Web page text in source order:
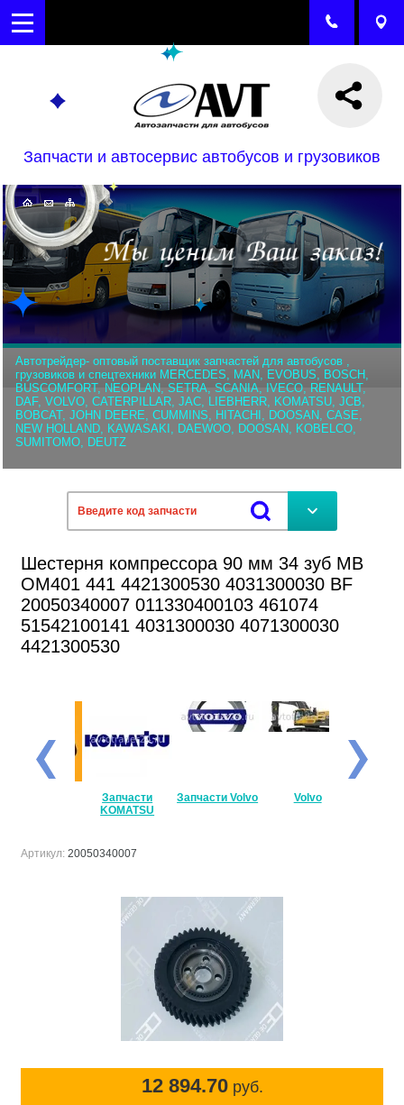
Запчасти и автосервис автобусов и грузовиков
Автотрейдер- оптовый поставщик запчастей для автобусов ,
грузовиков и спецтехники MERCEDES, MAN, EVOBUS, BOSCH,
BUSCOMFORT, NEOPLAN, SETRA, SCANIA, IVECO, RENAULT,
DAF, VOLVO, CATERPILLAR, JAC, LIEBHERR, KOMATSU, JCB,
BOBCAT, JOHN DEERE, CUMMINS, HITACHI, DOOSAN, CASE,
NEW HOLLAND, KAWASAKI, DAEWOO, DOOSAN, KOBELCO,
SUMITOMO, DEUTZ
Шестерня компрессора 90 мм 34 зуб MB
OM401 441 4421300530 4031300030 BF
20050340007 011330400103 461074
51542100141 4031300030 4071300030
4421300530
Запчасти
KOMATSU
Запчасти Volvo Volvo
Артикул: 20050340007
12 894.70руб.